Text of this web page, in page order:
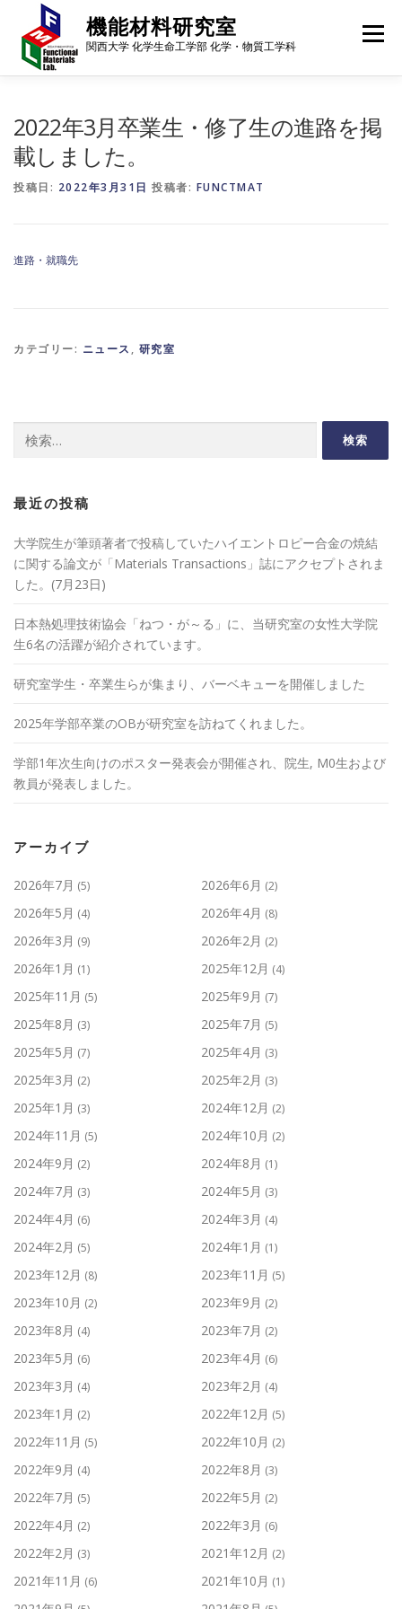
ツ
機能材料研究室
関西大学 化学生命工学部 化学・物質工学科
メニュー
2022年3月卒業生・修了生の進路を掲
載しました。
投稿日: 2022年3月31日 投稿者: FUNCTMAT
進路・就職先
カテゴリー: ニュース , 研究室
索:
最近の投稿
大学院生が筆頭著者で投稿していたハイエントロピー合金の焼結
に関する論文が「Materials Transactions」誌にアクセプトされま
した。(7月23日)
日本熱処理技術協会「ねつ・が～る」に、当研究室の女性大学院
生6名の活躍が紹介されています。
研究室学生・卒業生らが集まり、バーベキューを開催しました
2025年学部卒業のOBが研究室を訪ねてくれました。
学部1年次生向けのポスター発表会が開催され、院生, M0生および
教員が発表しました。
アーカイブ
2026年7月 (5) 2026年6月 (2)
2026年5月 (4) 2026年4月 (8)
2026年3月 (9) 2026年2月 (2)
2026年1月 (1) 2025年12月 (4)
2025年11月 (5) 2025年9月 (7)
2025年8月 (3) 2025年7月 (5)
2025年5月 (7) 2025年4月 (3)
2025年3月 (2) 2025年2月 (3)
2025年1月 (3) 2024年12月 (2)
2024年11月 (5) 2024年10月 (2)
2024年9月 (2) 2024年8月 (1)
2024年7月 (3) 2024年5月 (3)
2024年4月 (6) 2024年3月 (4)
2024年2月 (5) 2024年1月 (1)
2023年12月 (8) 2023年11月 (5)
2023年10月 (2) 2023年9月 (2)
2023年8月 (4) 2023年7月 (2)
2023年5月 (6) 2023年4月 (6)
2023年3月 (4) 2023年2月 (4)
2023年1月 (2) 2022年12月 (5)
2022年11月 (5) 2022年10月 (2)
2022年9月 (4) 2022年8月 (3)
2022年7月 (5) 2022年5月 (2)
2022年4月 (2) 2022年3月 (6)
2022年2月 (3) 2021年12月 (2)
2021年11月 (6) 2021年10月 (1)